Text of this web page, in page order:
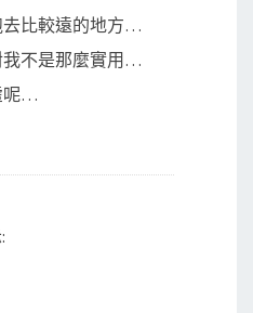
去比較遠的地方…
我不是那麼實用…
呢…